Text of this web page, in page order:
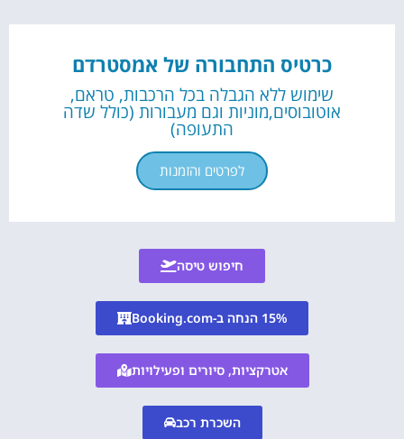
כרטיס התחבורה של אמסטרדם
שימוש ללא הגבלה בכל הרכבות, טראם,
אוטובוסים,מוניות וגם מעבורות (כולל שדה
התעופה)
לפרטים והזמנות
חיפוש טיסה
15% הנחה ב-Booking.com
אטרקציות, סיורים ופעילויות
השכרת רכב